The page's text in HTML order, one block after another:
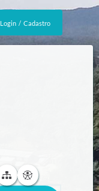
Login / Cadastro